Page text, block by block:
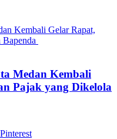
Medan Kembali
Pajak yang Dikelola
Pinterest